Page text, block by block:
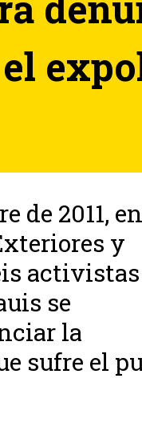
de 2011,
y
se
la
sufre el